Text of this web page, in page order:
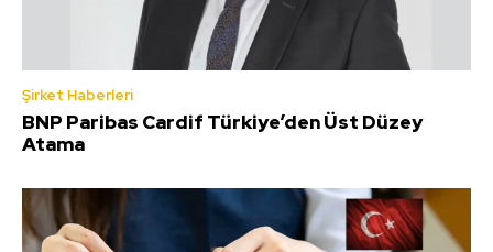
Şirket Haberleri
BNP Paribas Cardif Türkiye’den Üst Düzey
Atama